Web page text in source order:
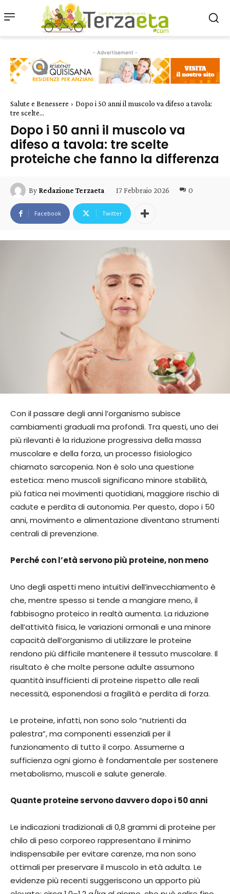
- Advertisement -
Salute e Benessere
Dopo i 50 anni il muscolo va difeso a tavola:
tre scelte...
Dopo i 50 anni il muscolo va
difeso a tavola: tre scelte
proteiche che fanno la differenza
By Redazione Terzaeta 17 Febbraio 2026 0
Facebook Twitter
Con il passare degli anni l’organismo subisce
cambiamenti graduali ma profondi. Tra questi, uno dei
più rilevanti è la riduzione progressiva della massa
muscolare e della forza, un processo fisiologico
chiamato sarcopenia. Non è solo una questione
estetica: meno muscoli significano minore stabilità,
più fatica nei movimenti quotidiani, maggiore rischio di
cadute e perdita di autonomia. Per questo, dopo i 50
anni, movimento e alimentazione diventano strumenti
centrali di prevenzione.
Perché con l’età servono più proteine, non meno
Uno degli aspetti meno intuitivi dell’invecchiamento è
che, mentre spesso si tende a mangiare meno, il
fabbisogno proteico in realtà aumenta. La riduzione
dell’attività fisica, le variazioni ormonali e una minore
capacità dell’organismo di utilizzare le proteine
rendono più difficile mantenere il tessuto muscolare. Il
risultato è che molte persone adulte assumono
quantità insufficienti di proteine rispetto alle reali
necessità, esponendosi a fragilità e perdita di forza.
Le proteine, infatti, non sono solo “nutrienti da
palestra”, ma componenti essenziali per il
funzionamento di tutto il corpo. Assumerne a
sufficienza ogni giorno è fondamentale per sostenere
metabolismo, muscoli e salute generale.
Quante proteine servono davvero dopo i 50 anni
Le indicazioni tradizionali di 0,8 grammi di proteine per
chilo di peso corporeo rappresentano il minimo
indispensabile per evitare carenze, ma non sono
ottimali per preservare il muscolo in età adulta. Le
evidenze più recenti suggeriscono un apporto più